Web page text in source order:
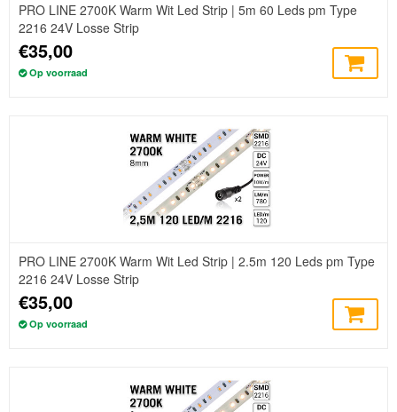
PRO LINE 2700K Warm Wit Led Strip | 5m 60 Leds pm Type
2216 24V Losse Strip
€35,00
Op voorraad
PRO LINE 2700K Warm Wit Led Strip | 2.5m 120 Leds pm Type
2216 24V Losse Strip
€35,00
Op voorraad